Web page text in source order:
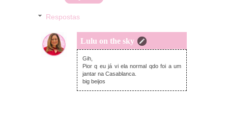
Respostas
Lulu on the sky
terça-feira, dezembro 10, 2013
Gih,
Pior q eu já vi ela normal qdo foi a um
jantar na Casablanca.
big beijos